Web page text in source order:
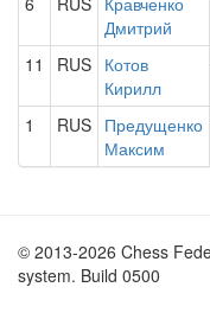
Дмитрий
11 RUS Котов
Кирилл
1 RUS Предущенко
Максим
© 2013-2026 Chess
system. Build 0500